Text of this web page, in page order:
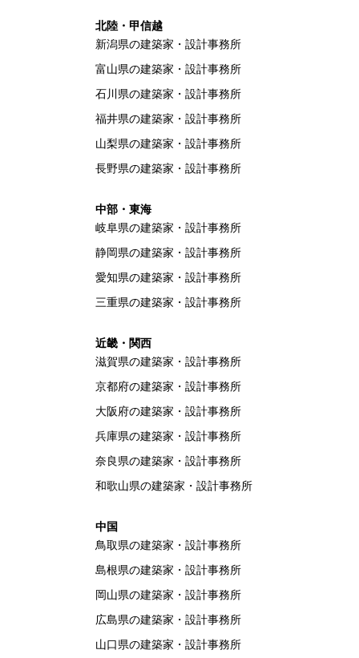
北陸・甲信越
新潟県の建築家・設計事務所
富山県の建築家・設計事務所
石川県の建築家・設計事務所
福井県の建築家・設計事務所
山梨県の建築家・設計事務所
長野県の建築家・設計事務所
中部・東海
岐阜県の建築家・設計事務所
静岡県の建築家・設計事務所
愛知県の建築家・設計事務所
三重県の建築家・設計事務所
近畿・関西
滋賀県の建築家・設計事務所
京都府の建築家・設計事務所
大阪府の建築家・設計事務所
兵庫県の建築家・設計事務所
奈良県の建築家・設計事務所
和歌山県の建築家・設計事務所
中国
鳥取県の建築家・設計事務所
島根県の建築家・設計事務所
岡山県の建築家・設計事務所
広島県の建築家・設計事務所
山口県の建築家・設計事務所